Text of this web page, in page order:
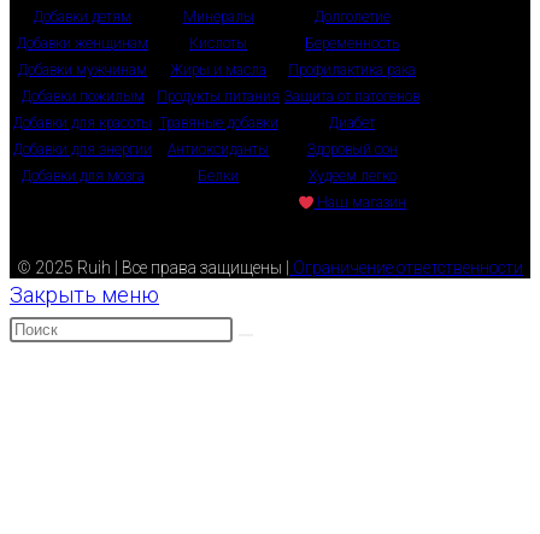
Добавки детям
Добавки женщинам
Добавки мужчинам
Добавки пожилым
Добавки для красоты
Добавки для энергии
Добавки для мозга
Минералы
Кислоты
Жиры и масла
Продукты питания
Травяные добавки
Антиоксиданты
Белки
Долголетие
Беременность
Профилактика рака
Защита от патогенов
Диабет
Здоровый сон
Худеем легко
Наш магазин
© 2025 Ruih | Все права защищены | Ограничение ответственности
Закрыть меню